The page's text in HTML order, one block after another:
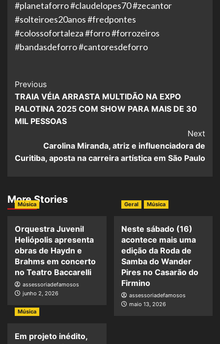
#planetaforro #claudelopes70 #zecantor
#solteiroes20anos #fredpontes
#colossofortaleza #forro #forrozeiros
#bandasdeforro #cantoresdeforro
Post
Navigation
Previous
TRAIA VÉIA ARRASTA MULTIDÃO NA EXPO
PALOTINA 2025 COM SHOW PARA MAIS DE 30
MIL PESSOAS
Next
Carolina Miranda, atriz e influenciadora de
Curitiba, aposta na carreira artística em São Paulo
More Stories
Música
Orquestra Juvenil
Heliópolis apresenta
obras de Haydn e
Brahms em concerto
no Teatro Baccarelli
assessoriadefamosos
junho 2, 2026
Geral Música
Neste sábado (16)
acontece mais uma
edição da Roda de
Samba do Wander
Pires no Casarão do
Firmino
assessoriadefamosos
maio 13, 2026
Música
Em projeto inédito,